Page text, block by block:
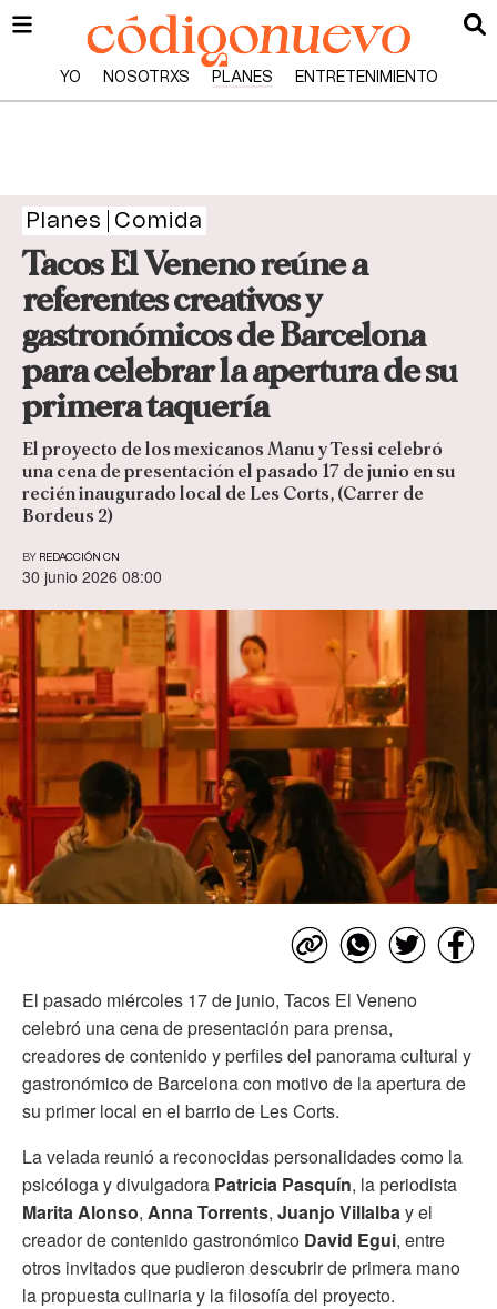
YO NOSOTRXS PLANES ENTRETENIMIENTO
Planes Comida
Tacos El Veneno reúne a
referentes creativos y
gastronómicos de Barcelona
para celebrar la apertura de su
primera taquería
El proyecto de los mexicanos Manu y Tessi celebró
una cena de presentación el pasado 17 de junio en su
recién inaugurado local de Les Corts, (Carrer de
Bordeus 2)
BY REDACCIÓN CN
30 junio 2026 08:00
El pasado miércoles 17 de junio, Tacos El Veneno
celebró una cena de presentación para prensa,
creadores de contenido y perfiles del panorama cultural y
gastronómico de Barcelona con motivo de la apertura de
su primer local en el barrio de Les Corts.
La velada reunió a reconocidas personalidades como la
psicóloga y divulgadora Patricia Pasquín, la periodista
Marita Alonso, Anna Torrents, Juanjo Villalbay el
creador de contenido gastronómico David Egui, entre
otros invitados que pudieron descubrir de primera mano
la propuesta culinaria y la filosofía del proyecto.